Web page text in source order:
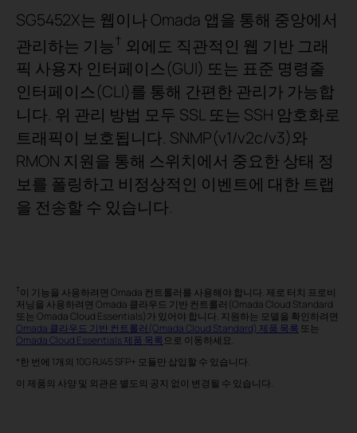
SG5452X는 웹이나 Omada 앱을 통해 중앙에서
관리하는 기능† 외에도 직관적인 웹 기반 그래
픽 사용자 인터페이스(GUI) 또는 표준 명령줄
인터페이스(CLI)를 통해 간편한 관리가 가능합
니다. 위 관리 방법 모두 SSL 또는 SSH 암호화로
트래픽이 보호됩니다. SNMP(v1/v2c/v3)와
RMON 지원을 통해 스위치에서 중요한 상태 정
보를 폴링하고 비정상적인 이벤트에 대한 트랩
을 전송할 수 있습니다.
†이 기능을 사용하려면 Omada 컨트롤러를 사용해야 합니다. 제로 터치 프로비
저닝을 사용하려면 Omada 클라우드 기반 컨트롤러(Omada Cloud Standard
또는 Omada Cloud Essentials)가 있어야 합니다. 지원하는 모델을 확인하려면
Omada 클라우드 기반 컨트롤러(Omada Cloud Standard) 제품 목록 또는
Omada Cloud Essentials 제품 목록으로 이동하세요.
*한 번에 1개의 10G RJ45 SFP+ 모듈만 삽입할 수 있습니다.
이 제품의 사양 및 외관은 별도의 공지 없이 변경될 수 있습니다.